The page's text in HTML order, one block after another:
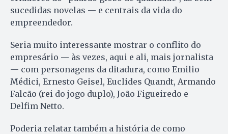
sucedidas novelas — e centrais da vida do
empreendedor.
Seria muito interessante mostrar o conflito do
empresário — às vezes, aqui e ali, mais jornalista
— com personagens da ditadura, como Emilio
Médici, Ernesto Geisel, Euclides Quandt, Armando
Falcão (rei do jogo duplo), João Figueiredo e
Delfim Netto.
Poderia relatar também a história de como